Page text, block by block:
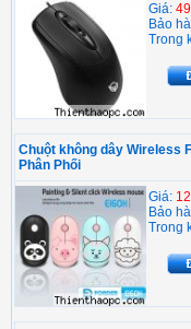
Giá:
Bảo
Trong
Chuột không dây Wireless
Phân Phối
Giá:
Bảo
Trong